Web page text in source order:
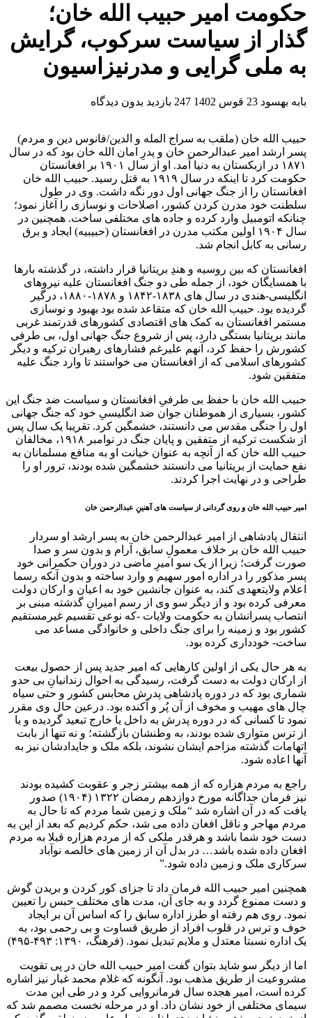
حکومت امیر حبیب الله خان؛
گذار از سیاست سرکوب، گرایش
به ملی گرایی و مدرنیزاسیون
بابه بهسود 23 قوس 1402 247 بازدید بدون دیدگاه
حبیب الله خان (ملقب به سراج المله و الدین/فانوس دین و مردم)
پسر ارشد امیر عبدالرحمن خان و پدرِ امان الله خان بود که در سال
۱۸۷۱ در ازبکستان به دنیا آمد. او از سال ۱۹۰۱ بر افغانستان
حکومت کرد تا اینکه در سال ۱۹۱۹ به قتل رسید. حبیب الله خان
افغانستان را از جنگ جهانی اول دور نگه داشت. وی در طول
سلطنت خود مدرن کردن کشور، اصلاحات و نوسازی را آغاز نمود؛
چنانکه اتومبیل وارد کرده و جاده های مختلفی ساخت. همچنین در
سال ۱۹۰۴ اولین مکتب مدرن در افغانستان (حبیبیه) ایجاد و برق
رسانی به کابل انجام شد.
افغانستان که بین روسیه و هندِ بریتانیا قرار داشته، در گذشته بارها
با همسایگان خود، از جمله طی دو جنگ افغانستان علیه نیروهای
انگلیسی-هندی در سال ‌های ۱۸۳۸-۱۸۴۲ و ۱۸۷۸-۱۸۸۰، درگیر
گردیده بود. حبیب الله خان که متقاعد شده بود بهبود و نوسازی
مستمر افغانستان به کمک های اقتصادی کشورهای قدرتمند غربی
مانند بریتانیا بستگی دارد، پس از شروع جنگ جهانی اول، بی طرفی
کشورش را حفظ کرد، آنهم علیرغم فشارهای رهبران ترکیه و دیگر
کشورهای اسلامی که از افغانستان می خواستند تا وارد جنگ علیه
متفقین شود.
حبیب الله خان با حفظ بی طرفیِ افغانستان و سیاست ضد جنگ این
کشور، بسیاری از هموطنان جوان ضد انگلیسیِ خود که جنگ جهانی
اول را جنگی مقدس می دانستند، خشمگین کرد. تقریبا یک سال پس
از شکست ترکیه از متفقین و پایان جنگ در نوامبر ۱۹۱۸، مخالفان
حبیب ‌الله خان که از آنچه به عنوان خیانت او به منافع مسلمانان به
نفع حمایت از بریتانیا می ‌دانستند خشمگین شده بودند، ترور او را
طراحی و در نهایت اجرا کردند.
امیر حبیب الله خان و روی گردانی از سیاست های آهنینِ عبدالرحمن خان
انتقال پادشاهی از امیر عبدالرحمن خان به پسر ارشد او سردار
حبیب الله خان بر خلاف معمولِ سابق، آرام و بدون سر و صدا
صورت گرفت؛ زیرا از یک سو امیرِ ماضی در دوران حکمرانی خود
پسر مذکور را در اداره امور سهیم و وارد ساخته و بدون آنکه رسما
اعلام ولایتعهدی کند، به عنوان جانشین خود به اعیان و ارکان دولت
معرفی کرده بود و از دیگر سو وی از رسم امیرانِ گذشته مبنی بر
انتصاب پسرانشان به حکومت ولایات -که نوعی تقسیم غیرمستقیم
کشور بود و زمینه را برای جنگ داخلی و خانوادگی مساعد می
ساخت- خودداری کرده بود.
به هر حال یکی از اولین کارهایی که امیر جدید پس از حصول بیعت
از ارکان دولت به دست گرفت، رسیدگی به احوال زندانیانِ بی حدو
شماری بود که در دوره پادشاهی پدرش محابس کشور و حتی سیاه
چال های مهیب و مخوف از آن پُر و آکنده بود. درعین حال وی مقرر
نمود تا کسانی که در دوره پدرش به داخل یا خارج تبعید گردیده و یا
از ترس متواری شده بودند، به وطنشان بازگشته؛ و نه تنها از بابت
اتهامات گذشته مزاحم ایشان نشوند، بلکه ملک و جایدادشان نیز به
آنها اعاده شود.
راجع به مردم هزاره که از همه بیشتر زجر و عقوبت کشیده بودند
نیز فرمان جداگانه مورخ دوازدهم رمضان ۱۳۲۲ (۱۹۰۴) صدور
یافت که در آن اشاره شد “ملک و زمین شما مردم که تا حال به
مردم مهاجر و ناقل افغان داده می شد، حکم کردیم که بعد از این به
دست خود شما باشد و هرقدر ملکی که از مردم هزاره قبلا به مردم
افغان داده شده باشد… در بدل آن از زمین های خالصه نوآباد
سرکاری ملک و زمین داده شود.”
همچنین امیر حبیب الله فرمان داد تا جزای کور کردن و بریدن گوش
و دست ممنوع گردد و به جای آن، مدت های مختلف حبس را تعیین
نمود. روی هم رفته او طرز اداره سابق را که اساس آن بر ایجاد
خوف و ترس در قلوب افراد از طریق قساوت و بی رحمی بود، به
یک اداره نسبتا معتدل و ملایم تبدیل نمود. (فرهنگ، ۱۳۹۰: ۴۹۳-۴۹۵)
اما از دیگر سو شاید بتوان گفت امیر حبیب الله خان در پی تقویت
مشروعیت از طریق مذهب بود. آنگونه که غلام محمد غبار نیز اشاره
کرده است، امیر هجده سال فرمانروایی کرد و در طی این مدت
سیمای مختلفی از خود نشان داد. او در مرحله نخست مصمم شد که